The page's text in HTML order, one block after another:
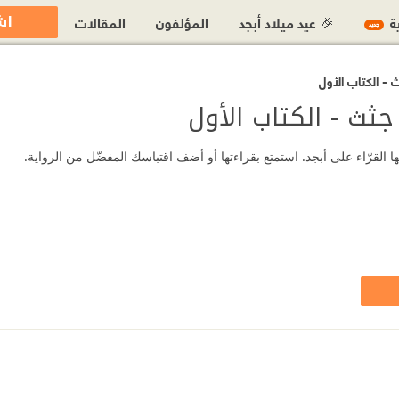
الكتاب الأول
- الكتاب الأول
على أبجد. استمتع بقراءتها أو أضف اقتباسك المفضّل من الرواية.
جديد 🎉 عيد ميلاد أبجد المؤلفون المقالات